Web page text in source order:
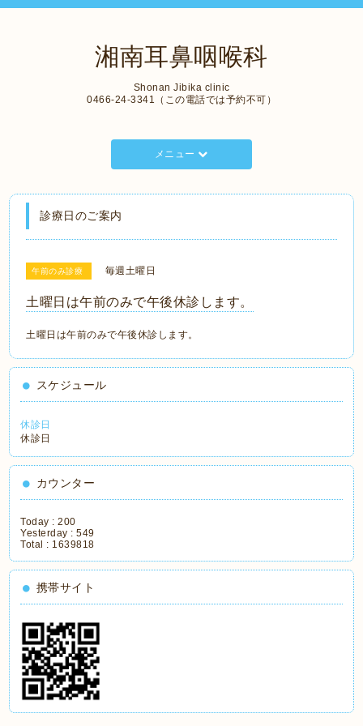
湘南耳鼻咽喉科
Shonan Jibika clinic
0466-24-3341（この電話では予約不可）
メニュー
診療日のご案内
午前のみ診療 毎週土曜日
土曜日は午前のみで午後休診します。
土曜日は午前のみで午後休診します。
スケジュール
休診日
休診日
カウンター
Today :200
Yesterday :549
Total : 1639818
携帯サイト